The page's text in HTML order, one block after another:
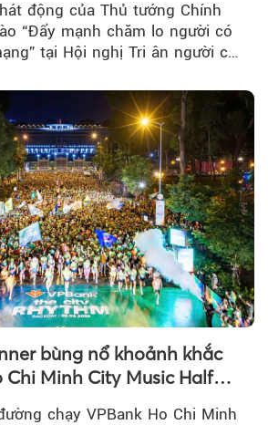
động của Thủ tướng Chính
“Đẩy mạnh chăm lo người có
tại Hội nghị Tri ân người có
bùng nổ khoảnh khắc
Chi Minh City Music Half
chạy VPBank Ho Chi Minh